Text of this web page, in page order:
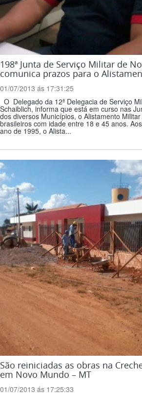
198ª Junta de Serviço Militar de
comunica prazos para o
01/07/2013 ás 17:31:25
O Delegado da 12ª Delegacia de Serviço
Schaiblich, informa que está em curso nas
dos diversos Municípios, o Alistamento
brasileiros com idade entre 18 e 45 anos.
ano de 1995, o Alista...
São reiniciadas as obras na
em Novo Mundo – MT
01/07/2013 ás 17:25:33